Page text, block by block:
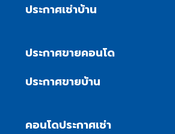
ประกาศเช่าบ้าน
ประกาศขายคอนโด
ประกาศขายบ้าน
คอนโดประกาศเช่า